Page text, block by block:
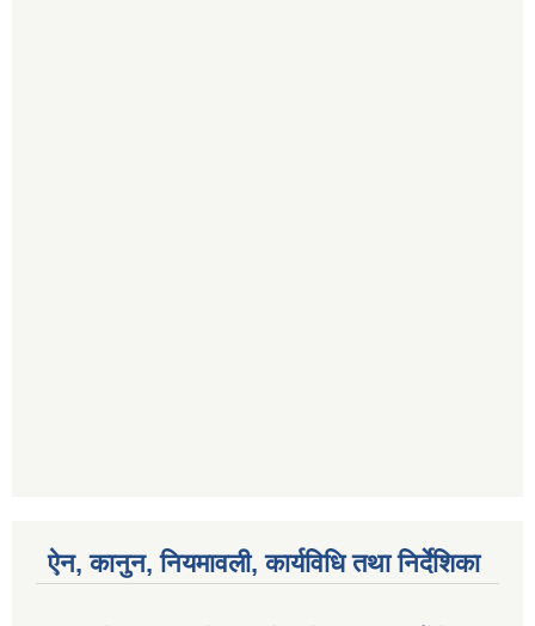
ऐन, कानुन, नियमावली, कार्यविधि तथा निर्देशिका